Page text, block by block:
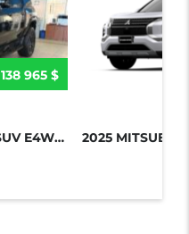
138 965 $
2026 GMC HUMMER EV SUV E4WD 4DR 2X...